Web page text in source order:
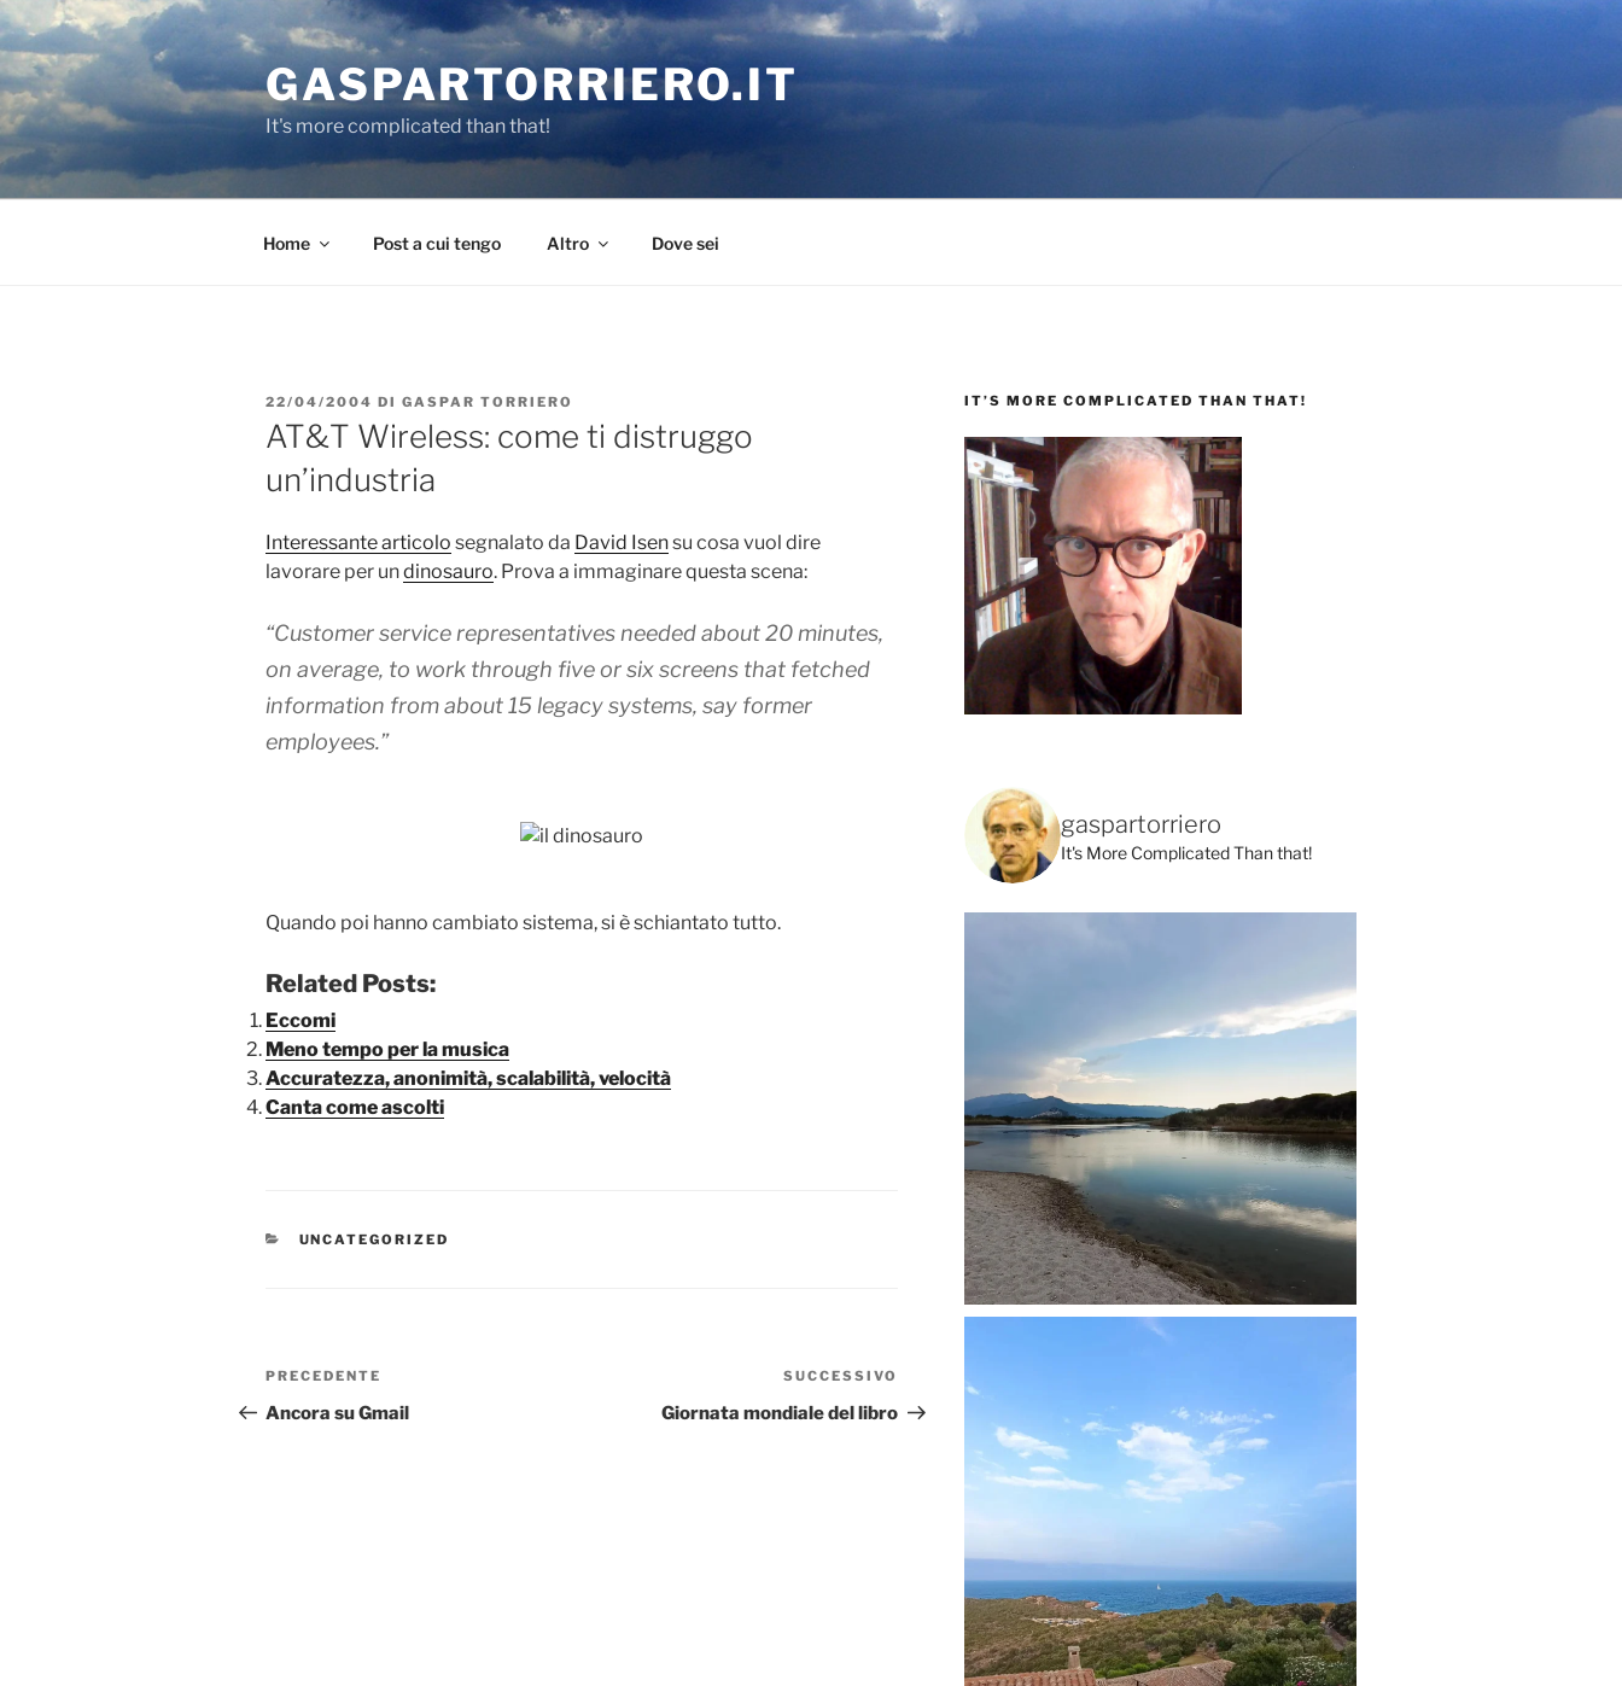
Salta
al
contenuto
GASPARTORRIERO.IT
It's more complicated than that!
Home Post a cui tengo Altro Dove sei
PUBBLICATO
IL
22/04/2004 DI GASPAR TORRIERO
AT&T Wireless: come ti distruggo
un’industria
Interessante articolo segnalato da David Isensu cosa vuol dire
lavorare per undinosauro. Prova a immaginare questa scena:
“Customer service representatives needed about 20 minutes,
on average, to work through five or six screens that fetched
information from about15 legacy systems, say former
employees.”
Quando poi hanno cambiato sistema, si è schiantato tutto.
Related Posts:
Eccomi
Meno tempo per la musica
Accuratezza, anonimità, scalabilità, velocità
Canta come ascolti
CATEGORIE
UNCATEGORIZED
Navigazione
articoli
Articolo
precedente:
PRECEDENTE
Ancora su Gmail
successivo
SUCCESSIVO
Giornata mondiale del libro
IT’S MORE COMPLICATED THAN THAT!
gaspartorriero
It's More Complicated Than that!